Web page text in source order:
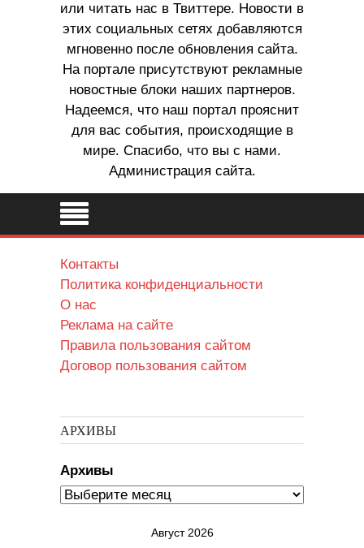
или читать нас в Твиттере. Новости в
этих социальных сетях добавляются
мгновенно после обновления сайта.
На портале присутствуют рекламные
новостные блоки наших партнеров.
Надеемся, что наш портал прояснит
для вас события, происходящие в
мире. Спасибо, что вы с нами.
Администрация сайта.
Контакты
Политика конфиденциальности
О нас
Реклама на сайте
Правила пользования сайтом
Договор пользования сайтом
АРХИВЫ
Архивы
Август 2026